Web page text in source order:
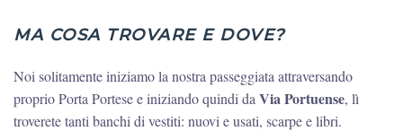
MA COSA TROVARE E DOVE?
Noi solitamente iniziamo la nostra passeggiata attraversando
proprio Porta Portese e iniziando quindi da Via Portuense, lì
troverete tanti banchi di vestiti: nuovi e usati, scarpe e libri.